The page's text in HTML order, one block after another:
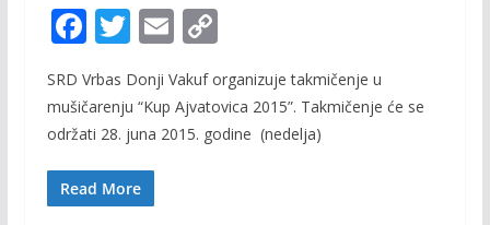
F
ac
e
b
o
o
T
w
itt
er
E
m
ai
l
C
p
y
SRD Vrbas Donji Vakuf organizuje takmičenje u
mušičarenju “Kup Ajvatovica 2015”. Takmičenje će se
održati 28. juna 2015. godine (nedelja)
Read More